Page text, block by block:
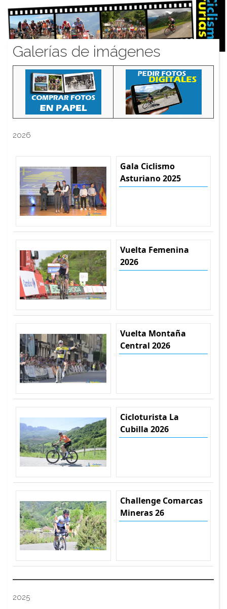
Galerías de imágenes
2026
Gala Ciclismo
Asturiano 2025
Vuelta Femenina
2026
Vuelta Montaña
Central 2026
Cicloturista La
Cubilla 2026
Challenge Comarcas
Mineras 26
2025